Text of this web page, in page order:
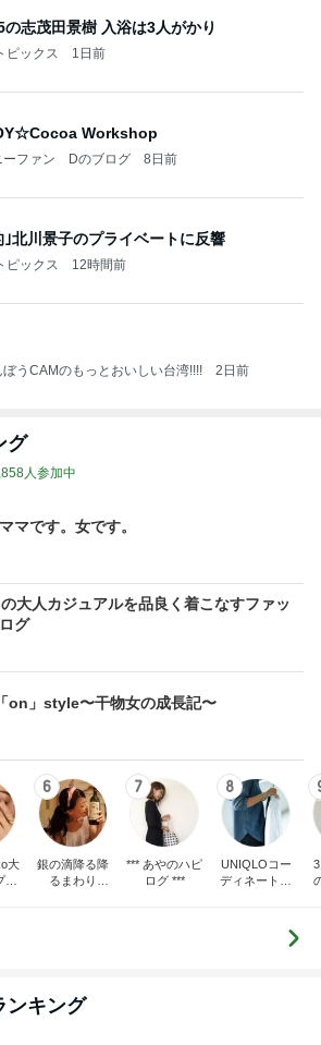
の志茂田景樹 入浴は3人がかり
ピックス 1日前
Workshop
ーファン Dのブログ 8日前
｣北川景子のプライベートに反響
ピックス 12時間前
ぼうCAMのもっとおいしい台湾!!!! 2日前
グ
人参加中
マです。女です。
大人カジュアルを品良く着こなすファッ
グ
on」style〜干物女の成長記〜
大
6
銀の滴降る降
るまわり
7
*** あやのハピ
ログ ***
8
UNIQLOコー
ディネート日
ンキング